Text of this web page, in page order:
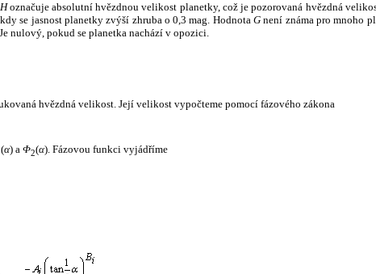
Hoznačuje absolutní hvězdnou velikost planetky, což je pozorovaná hvězdná
se jasnost planetky zvýší zhruba o 0,3 mag. HodnotaG není známa pro mnoho
nulový, pokud se planetka nachází v opozici.
hvězdná velikost. Její velikost vypočteme pomocí fázového zákona
(α) a Φ2(α). Fázovou funkci vyjádříme